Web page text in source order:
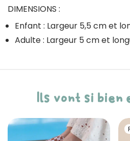
DIMENSIONS :
Enfant : Largeur 5,5 cm et
Adulte : Largeur 5 cm et
Ils vont si bien